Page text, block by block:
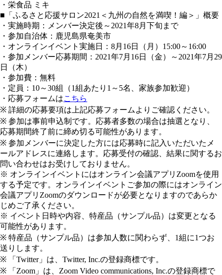
・栄食品 ミキ
■「ふるさと応援サロン2021＜九州の自然を満喫！編＞」概要
・実施時期：メンバー決定後～2021年8月下旬まで
・参加自治体：鹿児島県奄美市
・オンラインイベント実施日：8月16日（月）15:00～16:00
・参加メンバー応募期間：2021年7月16日（金）～2021年7月29
日（木）
・参加費：無料
・定員：10～30組（1組あたり1～5名、家族参加歓迎）
・応募フォームはこちら
※ 詳細の応募要項は上記応募フォームよりご確認ください。
※ 参加は事前申込制です。応募者多数の場合は抽選となり、
応募期間終了前に締め切る可能性があります。
※ 参加メンバーに決定した方には応募時に記入いただいたメ
ールアドレスに連絡します。応募受付の確認、結果に関するお
問い合わせはお受けしておりません。
※ オンラインイベントにはオンライン会議アプリZoomを使用
する予定です。オンラインイベントご参加の際にはオンライン
会議アプリZoomのダウンロードが必要となりますのであらか
じめご了承ください。
※ イベント日時や内容、特産品（サンプル品）は変更となる
可能性があります。
※ 特産品（サンプル品）は参加人数に関わらず、1組に1つお
送りします。
※ 「Twitter」は、Twitter, Inc.の登録商標です。
※ 「Zoom」は、Zoom Video communications, Inc.の登録商標で